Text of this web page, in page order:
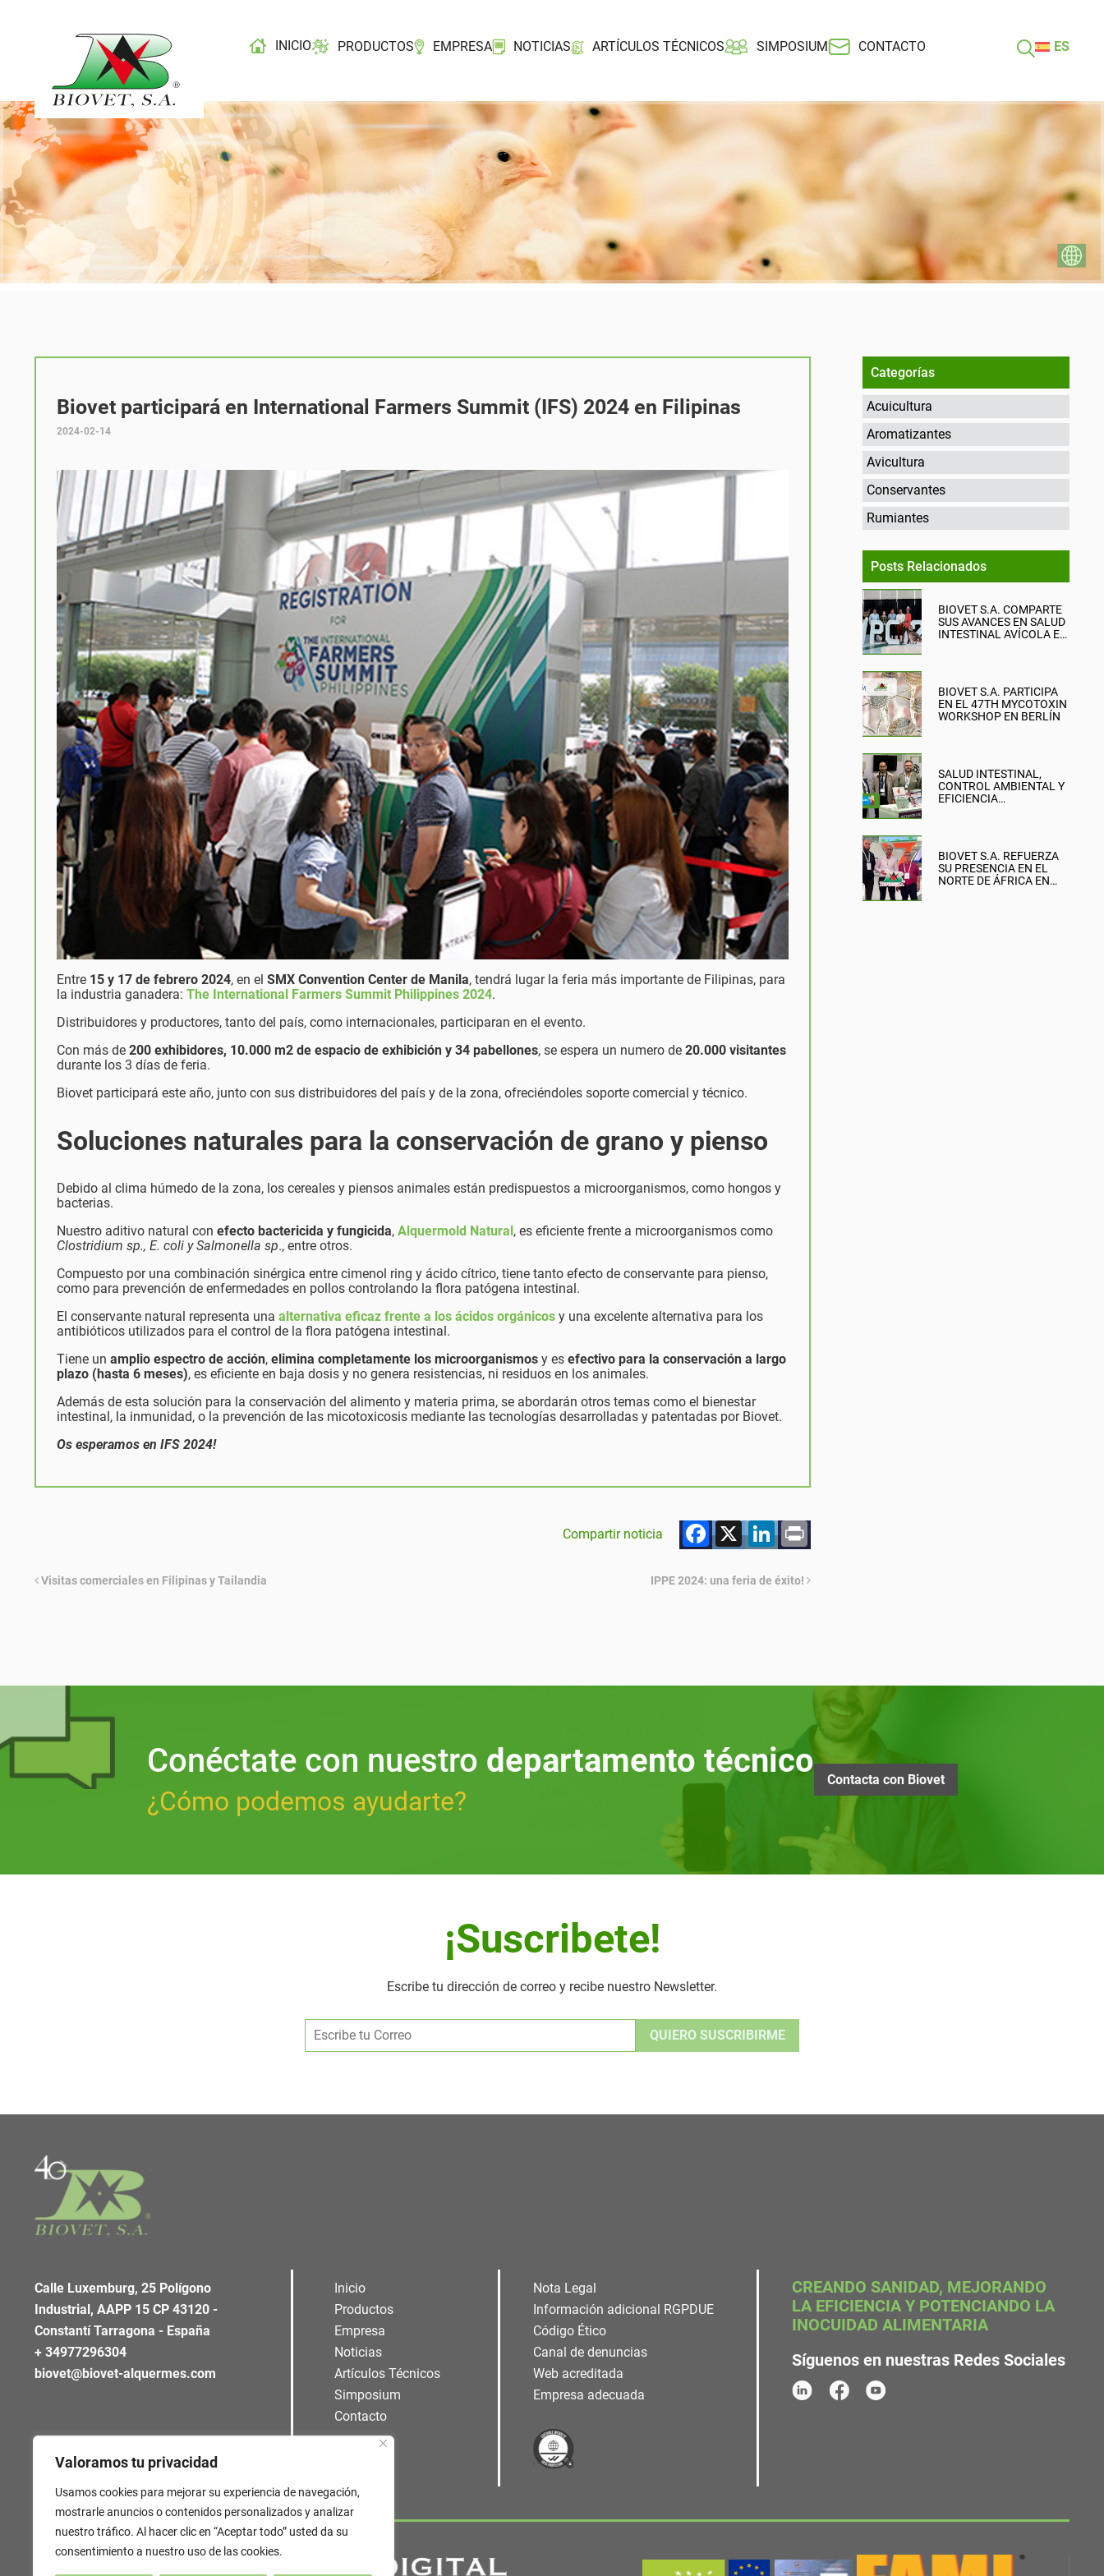
Valoramos tu privacidad
Usamos cookies para mejorar su experiencia de navegación,
mostrarle anuncios o contenidos personalizados y analizar
nuestro tráfico. Al hacer clic en “Aceptar todo” usted da su
consentimiento a nuestro uso de las cookies.
INICIO PRODUCTOS EMPRESA NOTICIAS ARTÍCULOS TÉCNICOS SIMPOSIUM CONTACTO ES
Biovet participará en International Farmers Summit (IFS) 2024 en Filipinas
2024-02-14
Entre 15 y 17 de febrero 2024, en el SMX Convention Center de Manila, tendrá lugar la feria más importante de Filipinas, para
la industria ganadera: The International Farmers Summit Philippines 2024.
Distribuidores y productores, tanto del país, como internacionales, participaran en el evento.
Con más de 200 exhibidores, 10.000 m2 de espacio de exhibición y 34 pabellones, se espera un numero de 20.000 visitantes
durante los 3 días de feria.
Biovet participará este año, junto con sus distribuidores del país y de la zona, ofreciéndoles soporte comercial y técnico.
Soluciones naturales para la conservación de grano y pienso
Debido al clima húmedo de la zona, los cereales y piensos animales están predispuestos a microorganismos, como hongos y
bacterias.
Nuestro aditivo natural con efecto bactericida y fungicida, Alquermold Natural, es eficiente frente a microorganismos como
Clostridium sp., E. coli y Salmonella sp., entre otros.
Compuesto por una combinación sinérgica entre cimenol ring y ácido cítrico, tiene tanto efecto de conservante para pienso,
como para prevención de enfermedades en pollos controlando la flora patógena intestinal.
El conservante natural representa una alternativa eficaz frente a los ácidos orgánicos y una excelente alternativa para los
antibióticos utilizados para el control de la flora patógena intestinal.
Tiene un amplio espectro de acción, elimina completamente los microorganismos y es efectivo para la conservación a largo
plazo (hasta 6 meses), es eficiente en baja dosis y no genera resistencias, ni residuos en los animales.
Además de esta solución para la conservación del alimento y materia prima, se abordarán otros temas como el bienestar
intestinal, la inmunidad, o la prevención de las micotoxicosis mediante las tecnologías desarrolladas y patentadas por Biovet.
Os esperamos en IFS 2024!
Compartir noticia Facebook
X LinkedIn
Print
Visitas comerciales en Filipinas y Tailandia IPPE 2024: una feria de éxito!
Categorías
Acuicultura
Aromatizantes
Avicultura
Conservantes
Rumiantes
Posts Relacionados
BIOVET S.A. COMPARTE
SUS AVANCES EN SALUD
INTESTINAL AVÍCOLA EN
BIOVET S.A. PARTICIPA
EN EL 47TH MYCOTOXIN
WORKSHOP EN BERLÍN
SALUD INTESTINAL,
CONTROL AMBIENTAL Y
EFICIENCIA
BIOVET S.A. REFUERZA
SU PRESENCIA EN EL
NORTE DE ÁFRICA EN
Conéctate con nuestro departamento técnico
¿Cómo podemos ayudarte?
Contacta con Biovet
¡Suscribete!
Escribe tu dirección de correo y recibe nuestro Newsletter.
Alternative:
Calle Luxemburg, 25 Polígono
Industrial, AAPP 15 CP 43120 -
Constantí Tarragona - España
+ 34977296304
biovet@biovet-alquermes.com
Inicio
Productos
Empresa
Noticias
Artículos Técnicos
Simposium
Contacto
Nota Legal
Información adicional RGPDUE
Código Ético
Canal de denuncias
Web acreditada
Empresa adecuada
CREANDO SANIDAD, MEJORANDO
LA EFICIENCIA Y POTENCIANDO LA
INOCUIDAD ALIMENTARIA
Síguenos en nuestras Redes Sociales